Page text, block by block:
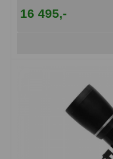
16 495,-